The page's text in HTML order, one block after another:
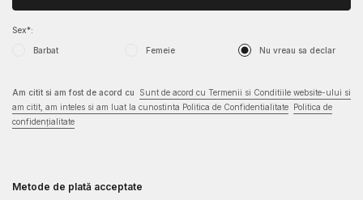
Sex*:
Barbat Femeie Nu vreau sa declar
Am citit si am fost de acord cu
Sunt de acord cu Termenii si Conditiile website-ului si
am citit, am inteles si am luat la cunostinta Politica de Confidentialitate Politica de
confidențialitate
Metode de plată acceptate